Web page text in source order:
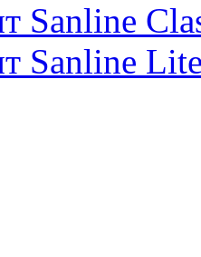
Sanline
Sanline